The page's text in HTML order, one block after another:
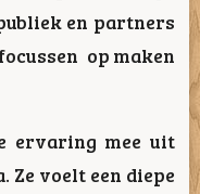
en partners
op maken
ervaring mee uit
Ze voelt een diepe